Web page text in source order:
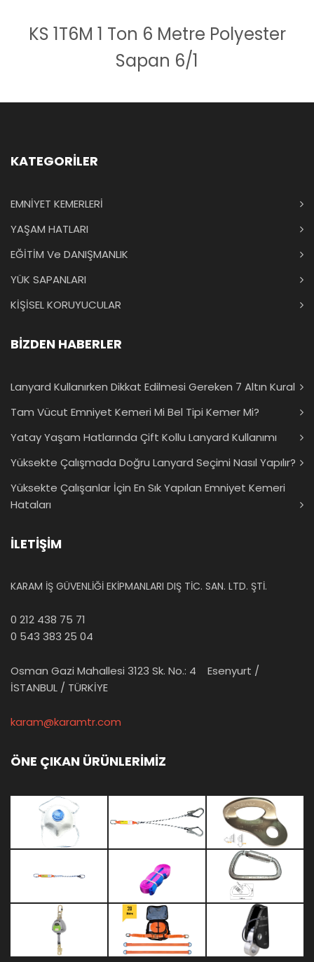
KS 1T6M 1 Ton 6 Metre Polyester
Sapan 6/1
KATEGORİLER
EMNİYET KEMERLERİ
YAŞAM HATLARI
EĞİTİM Ve DANIŞMANLIK
YÜK SAPANLARI
KİŞİSEL KORUYUCULAR
BİZDEN HABERLER
Lanyard Kullanırken Dikkat Edilmesi Gereken 7 Altın Kural
Tam Vücut Emniyet Kemeri Mi Bel Tipi Kemer Mi?
Yatay Yaşam Hatlarında Çift Kollu Lanyard Kullanımı
Yüksekte Çalışmada Doğru Lanyard Seçimi Nasıl Yapılır?
Yüksekte Çalışanlar İçin En Sık Yapılan Emniyet Kemeri
Hataları
İLETİŞİM
KARAM İŞ GÜVENLİĞİ EKİPMANLARI DIŞ TİC. SAN. LTD. ŞTİ.
0 212 438 75 71
0 543 383 25 04
Osman Gazi Mahallesi 3123 Sk. No.: 4 Esenyurt /
İSTANBUL / TÜRKİYE
karam@karamtr.com
ÖNE ÇIKAN ÜRÜNLERİMİZ